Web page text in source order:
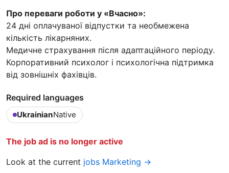
Про переваги роботи у «Вчасно»:
24 дні оплачуваної відпустки та необмежена
кількість лікарняних.
Медичне страхування після адаптаційного періоду.
Корпоративний психолог і психологічна підтримка
від зовнішніх фахівців.
Required languages
UkrainianNative
The job ad is no longer active
Look at the current jobs Marketing →